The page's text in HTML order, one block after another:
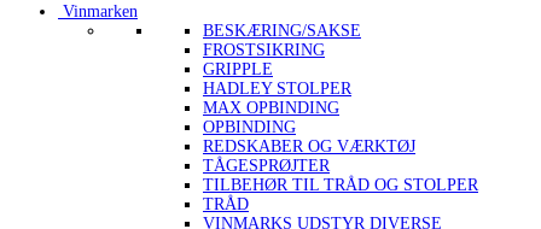
Vinmarken
BESKÆRING/SAKSE
FROSTSIKRING
GRIPPLE
HADLEY STOLPER
MAX OPBINDING
OPBINDING
REDSKABER OG VÆRKTØJ
TÅGESPRØJTER
TILBEHØR TIL TRÅD OG STOLPER
TRÅD
VINMARKS UDSTYR DIVERSE